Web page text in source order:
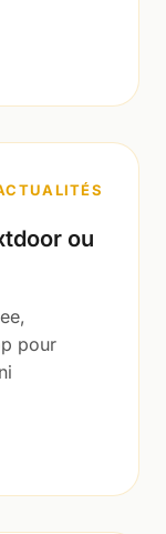
ou
pour